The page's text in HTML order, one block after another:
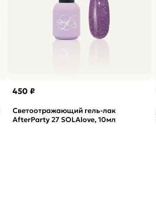
450 ₽
Светоотражающий гель-лак
AfterParty 27 SOLAlove, 10мл